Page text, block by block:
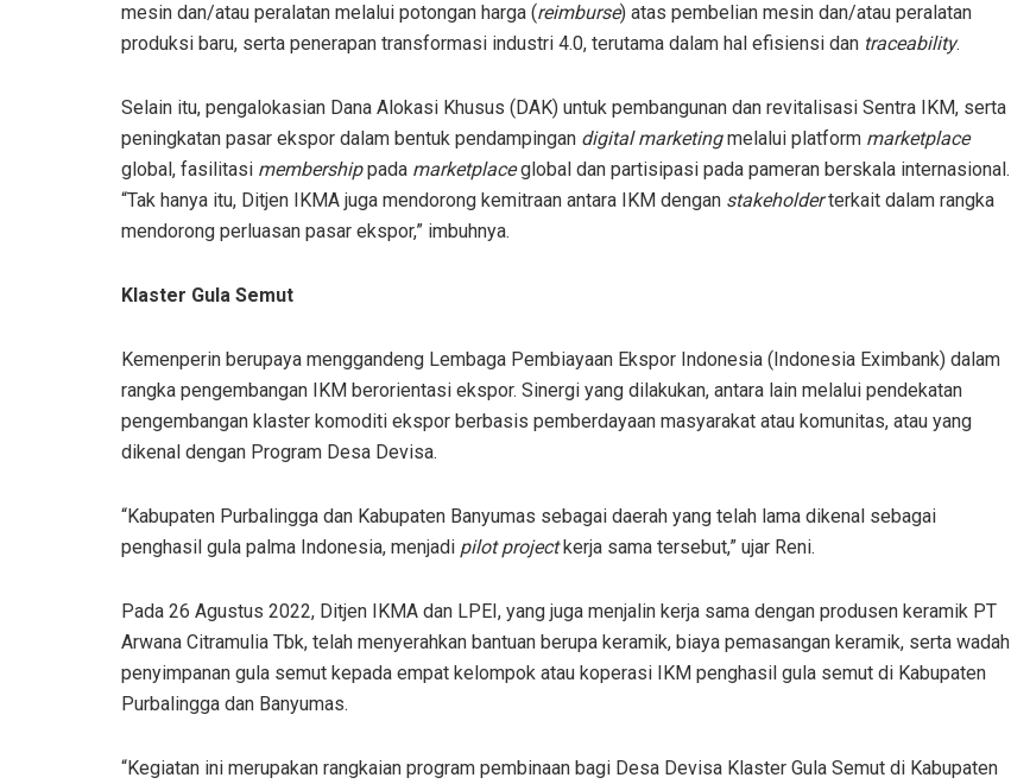
mesin dan/atau peralatan melalui potongan harga (reimburse) atas pembelian mesin dan/atau peralatan
produksi baru, serta penerapan transformasi industri 4.0, terutama dalam hal efisiensi dan traceability.
Selain itu, pengalokasian Dana Alokasi Khusus (DAK) untuk pembangunan dan revitalisasi Sentra IKM, serta
peningkatan pasar ekspor dalam bentuk pendampingan digital marketingmelalui platform marketplace
global, fasilitasi membershippada marketplaceglobal dan partisipasi pada pameran berskala internasional.
“Tak hanya itu, Ditjen IKMA juga mendorong kemitraan antara IKM dengan stakeholderterkait dalam rangka
mendorong perluasan pasar ekspor,” imbuhnya.
Klaster Gula Semut
Kemenperin berupaya menggandeng Lembaga Pembiayaan Ekspor Indonesia (Indonesia Eximbank) dalam
rangka pengembangan IKM berorientasi ekspor. Sinergi yang dilakukan, antara lain melalui pendekatan
pengembangan klaster komoditi ekspor berbasis pemberdayaan masyarakat atau komunitas, atau yang
dikenal dengan Program Desa Devisa.
“Kabupaten Purbalingga dan Kabupaten Banyumas sebagai daerah yang telah lama dikenal sebagai
penghasil gula palma Indonesia, menjadi pilot project kerja sama tersebut,” ujar Reni.
Pada 26 Agustus 2022, Ditjen IKMA dan LPEI, yang juga menjalin kerja sama dengan produsen keramik PT
Arwana Citramulia Tbk, telah menyerahkan bantuan berupa keramik, biaya pemasangan keramik, serta wadah
penyimpanan gula semut kepada empat kelompok atau koperasi IKM penghasil gula semut di Kabupaten
Purbalingga dan Banyumas.
“Kegiatan ini merupakan rangkaian program pembinaan bagi Desa Devisa Klaster Gula Semut di Kabupaten